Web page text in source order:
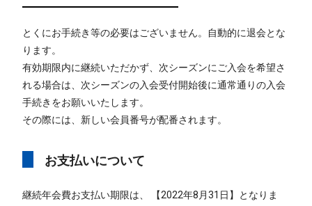
とくにお手続き等の必要はございません。自動的に退会とな
ります。
有効期限内に継続いただかず、次シーズンにご入会を希望さ
れる場合は、次シーズンの入会受付開始後に通常通りの入会
手続きをお願いいたします。
その際には、新しい会員番号が配番されます。
お支払いについて
継続年会費お支払い期限は、 【2022年8月31日】となりま